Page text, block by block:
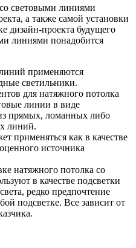
световыми линиями
а также самой установки
дизайн-проекта будущего
линиями понадобится
применяются
светильники.
для натяжного потолка
линии в виде
прямых, ломанных либо
линий.
применяться как в качестве
источника
натяжного потолка со
в качестве подсветки
редко предпочтение
подсветке. Все зависит от